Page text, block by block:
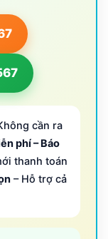
cần ra
phí – Báo
thanh toán
– Hỗ trợ cả